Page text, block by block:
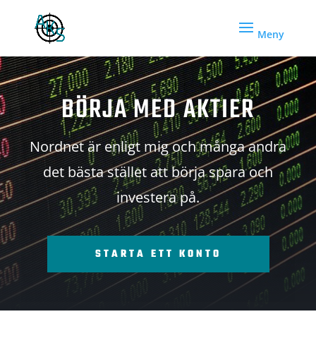
BÖRJA MED AKTIER
Nordnet är enligt mig och många andra
det bästa stället att börja spara och
investera på.
STARTA ETT KONTO